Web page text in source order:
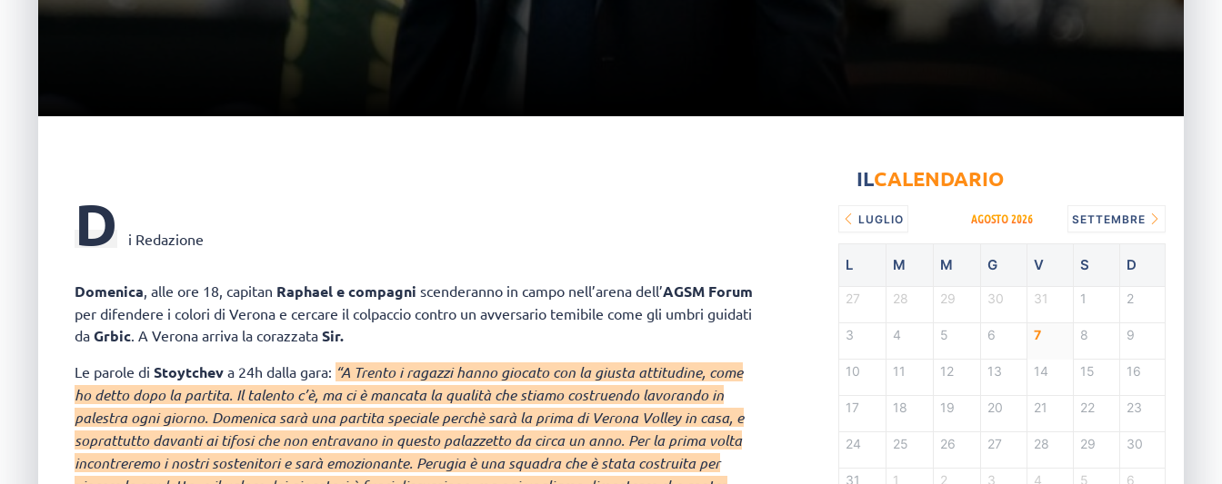
D i Redazione
Domenica, alle ore 18, capitan Raphaele compagni scenderanno in campo nell’arena dell’AGSM Forum
per difendere i colori di Verona e cercare il colpaccio contro un avversario temibile come gli umbri guidati
da Grbic. A Verona arriva la corazzata Sir.
Le parole di Stoytchev a 24h dalla gara: “A Trento i ragazzi hanno giocato con la giusta attitudine, come
ho detto dopo la partita. Il talento c’è, ma ci è mancata la qualità che stiamo costruendo lavorando in
palestra ogni giorno. Domenica sarà una partita speciale perchè sarà la prima di Verona Volley in casa, e
soprattutto davanti ai tifosi che non entravano in questo palazzetto da circa un anno. Per la prima volta
incontreremo i nostri sostenitori e sarà emozionante. Perugia è una squadra che è stata costruita per
ILCALENDARIO
LUGLIO AGOSTO 2026 SETTEMBRE
L M M G V S D
27 28 29 30 31 1 2
3 4 5 6 7 8 9
10 11 12 13 14 15 16
17 18 19 20 21 22 23
24 25 26 27 28 29 30
31 1 2 3 4 5 6